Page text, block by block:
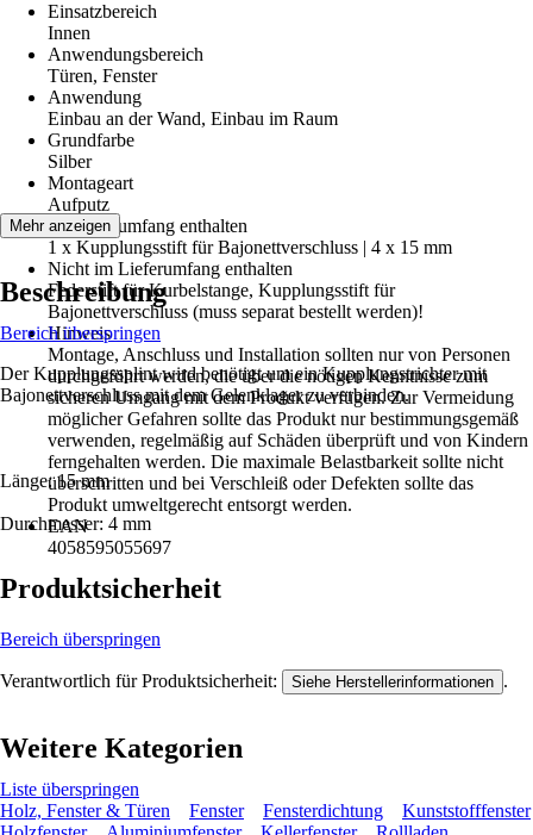
Einsatzbereich
Innen
Anwendungsbereich
Türen, Fenster
Anwendung
Einbau an der Wand, Einbau im Raum
Grundfarbe
Silber
Montageart
Aufputz
Im Lieferumfang enthalten
1 x Kupplungsstift für Bajonettverschluss | 4 x 15 mm
Nicht im Lieferumfang enthalten
Federstift für Kurbelstange, Kupplungsstift für
Bajonettverschluss (muss separat bestellt werden)!
Hinweis
Montage, Anschluss und Installation sollten nur von Personen
durchgeführt werden, die über die nötigen Kenntnisse zum
sicheren Umgang mit dem Produkt verfügen. Zur Vermeidung
möglicher Gefahren sollte das Produkt nur bestimmungsgemäß
verwenden, regelmäßig auf Schäden überprüft und von Kindern
ferngehalten werden. Die maximale Belastbarkeit sollte nicht
überschritten und bei Verschleiß oder Defekten sollte das
Produkt umweltgerecht entsorgt werden.
EAN
4058595055697
Mehr anzeigen
Beschreibung
Bereich überspringen
Der Kupplungssplint wird benötigt um ein Kupplungstrichter mit
Bajonettverschluss mit dem Gelenklager zu verbinden.
Länge: 15 mm
Durchmesser: 4 mm
Produktsicherheit
Bereich überspringen
Verantwortlich für Produktsicherheit: Siehe Herstellerinformationen .
Weitere Kategorien
Liste überspringen
Holz, Fenster & Türen
Fenster Fensterdichtung
Kunststofffenster